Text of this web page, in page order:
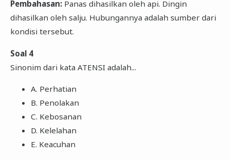
Pembahasan:Panas dihasilkan oleh api. Dingin
dihasilkan oleh salju. Hubungannya adalah sumber dari
kondisi tersebut.
Soal 4
Sinonim dari kata ATENSI adalah...
A. Perhatian
B. Penolakan
C. Kebosanan
D. Kelelahan
E. Keacuhan